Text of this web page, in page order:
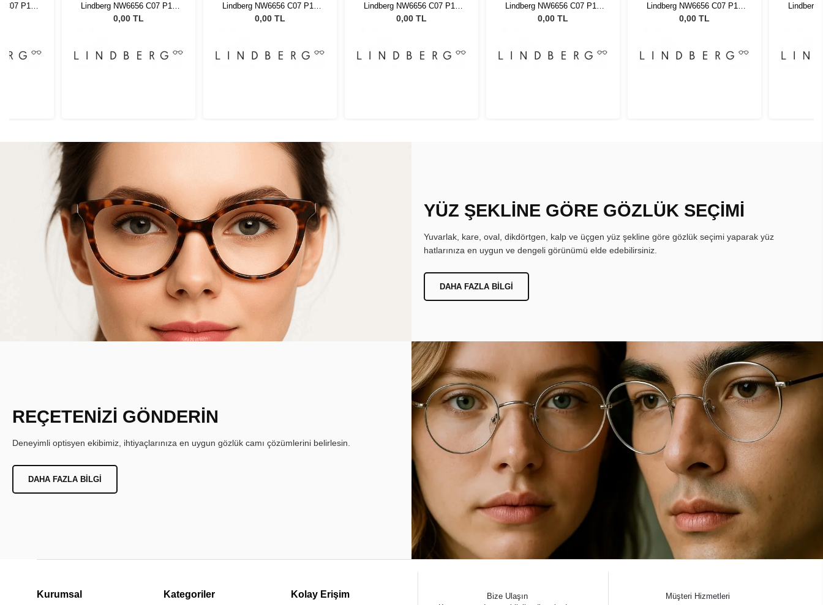
P10
Lindberg NW6656 C07 P10
43 804
0,00 TL
Lindberg NW6656 C07 P10
43 804
0,00 TL
Lindberg NW6656 C07 P10
43 804
0,00 TL
Lindberg NW6656 C07 P10
43 804
0,00 TL
Lindberg NW6656 C07 P10
43 804
0,00 TL
Lindberg
YÜZ ŞEKLİNE GÖRE GÖZLÜK SEÇİMİ
Yuvarlak, kare, oval, dikdörtgen, kalp ve üçgen yüz şekline göre gözlük seçimi yaparak yüz
hatlarınıza en uygun ve dengeli görünümü elde edebilirsiniz.
DAHA FAZLA BILGI
REÇETENİZİ GÖNDERİN
Deneyimli optisyen ekibimiz, ihtiyaçlarınıza en uygun gözlük camı çözümlerini belirlesin.
DAHA FAZLA BILGI
Kurumsal Kategoriler Kolay Erişim
Bize Ulaşın
Müşteri Hizmetleri